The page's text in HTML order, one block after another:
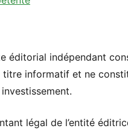
éditorial indépendant
titre informatif et ne
légal de l’entité